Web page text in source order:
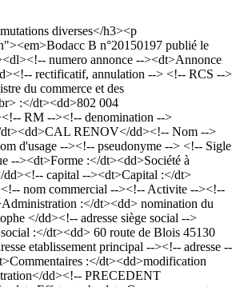
diverses</h3><p
B n°20150197 publié le
numero annonce --><dt>Annonce
rectificatif, annulation --> <!-- RCS -->
du commerce et des
:</dt><dd>802 004
RM --><!-- denomination -->
RENOV</dd><!-- Nom -->
d'usage --><!-- pseudonyme --> <!-- Sigle
--><dt>Forme :</dt><dd>Société à
dd><!-- capital --><dt>Capital :</dt>
nom commercial --><!-- Activite --><!--
:</dt><dd> nomination du
</dd><!-- adresse siège social -->
:</dt><dd> 60 route de Blois 45130
etablissement principal --><!-- adresse --
:</dt><dd>modification
dd><!-- PRECEDENT